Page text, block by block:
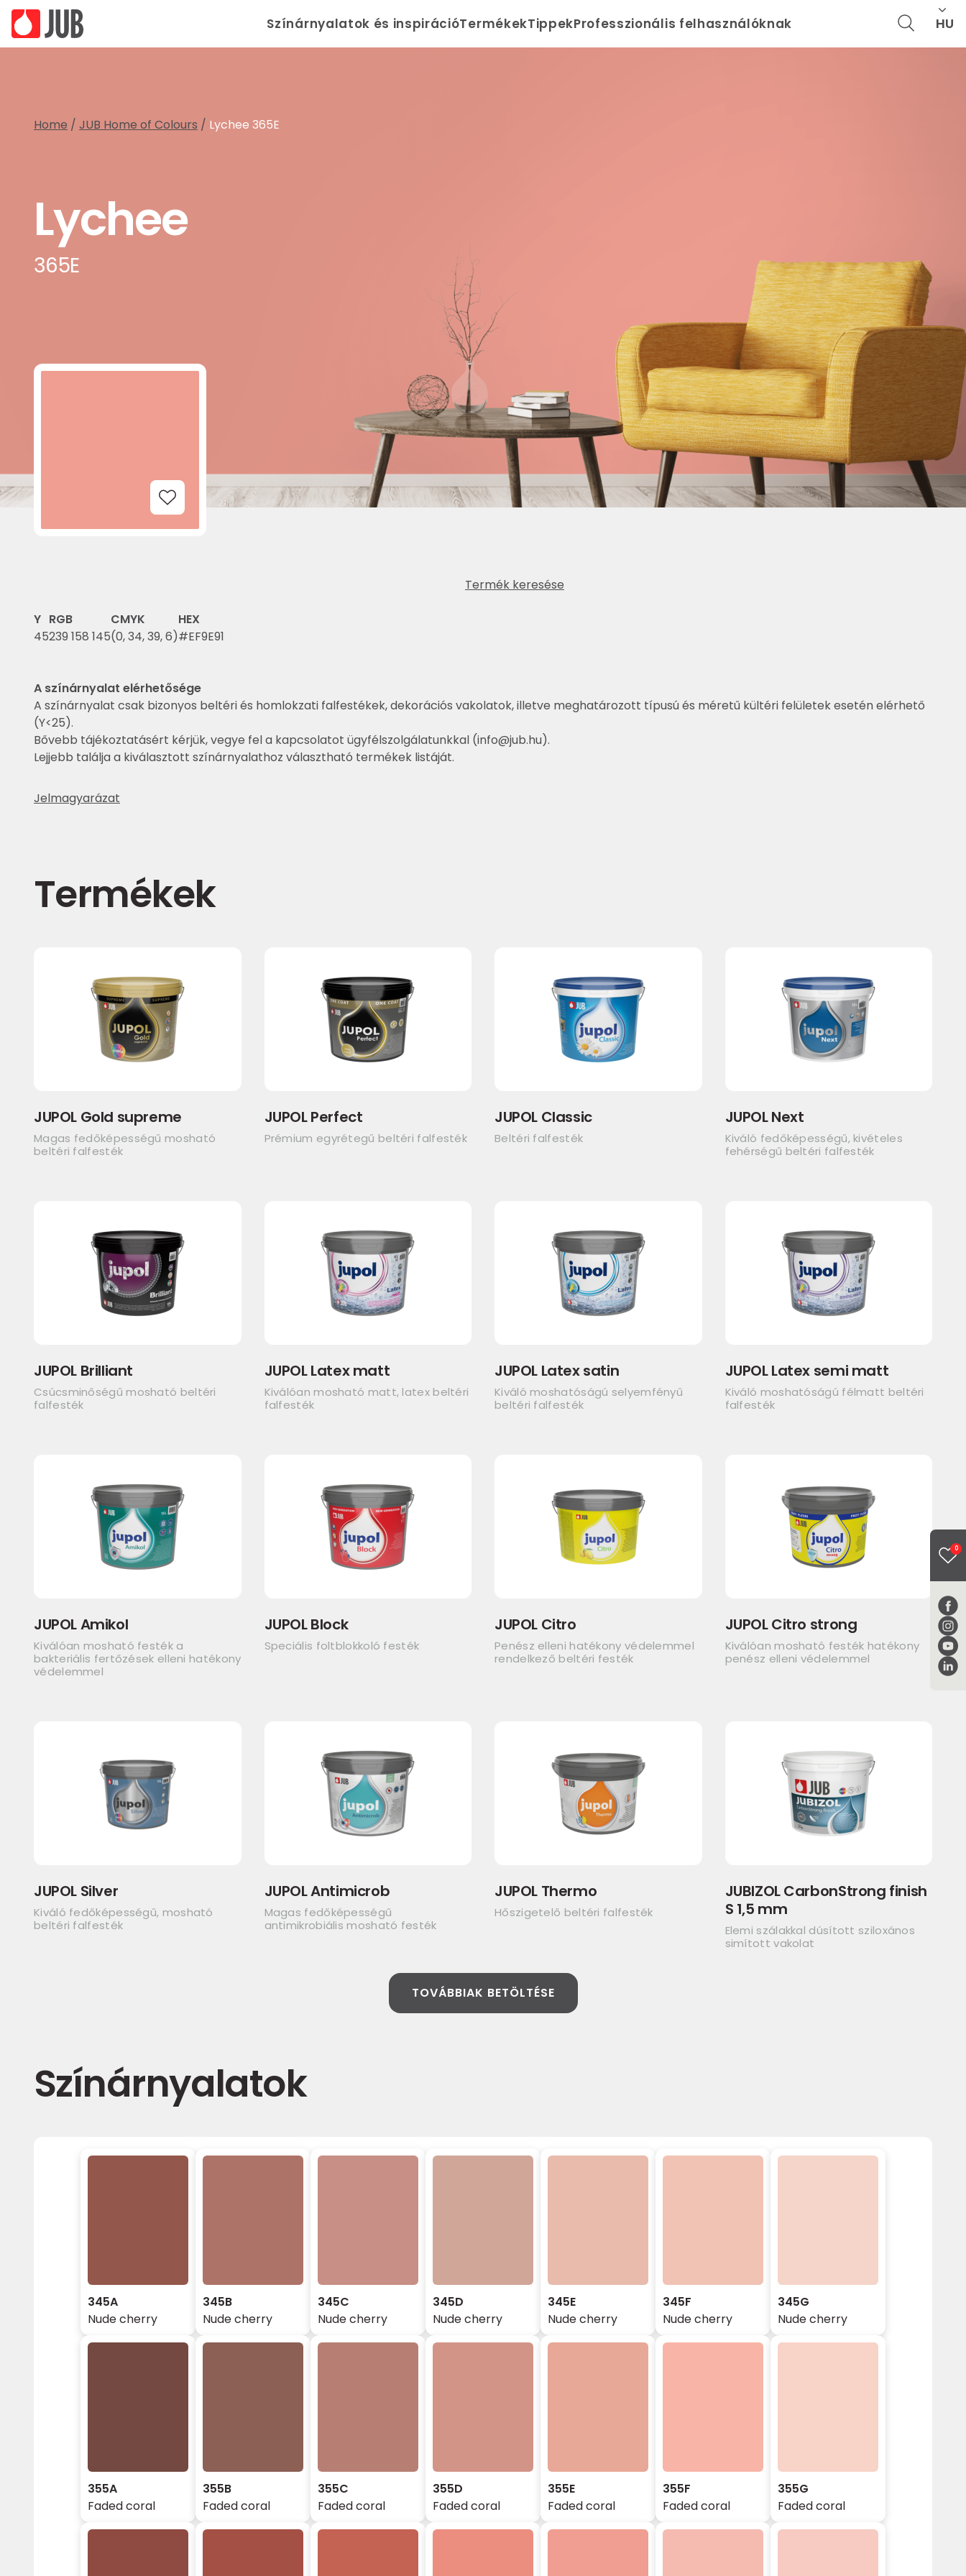
Színárnyalatok és inspirációTermékekTippekProfesszionális felhasználóknak HU
0
Home / JUB Home of Colours / Lychee 365E
Lychee
365E
Add to Wishlist
Termék keresése
Y
45
RGB
239 158 145
CMYK
(0, 34, 39, 6)
HEX
#EF9E91
A színárnyalat elérhetősége
A színárnyalat csak bizonyos beltéri és homlokzati falfestékek, dekorációs vakolatok, illetve meghatározott típusú és méretű kültéri felületek esetén elérhető
(Y<25).
Bővebb tájékoztatásért kérjük, vegye fel a kapcsolatot ügyfélszolgálatunkkal (info@jub.hu).
Lejjebb találja a kiválasztott színárnyalathoz választható termékek listáját.
Jelmagyarázat
Termékek
JUPOL Gold supreme
Magas fedőképességű mosható
beltéri falfesték
JUPOL Perfect
Prémium egyrétegű beltéri falfesték
JUPOL Classic
Beltéri falfesték
JUPOL Next
Kiváló fedőképességű, kivételes
fehérségű beltéri falfesték
JUPOL Brilliant
Csúcsminőségű mosható beltéri
falfesték
JUPOL Latex matt
Kiválóan mosható matt, latex beltéri
falfesték
JUPOL Latex satin
Kiváló moshatóságú selyemfényű
beltéri falfesték
JUPOL Latex semi matt
Kiváló moshatóságú félmatt beltéri
falfesték
JUPOL Amikol
Kiválóan mosható festék a
bakteriális fertőzések elleni hatékony
védelemmel
JUPOL Block
Speciális foltblokkoló festék
JUPOL Citro
Penész elleni hatékony védelemmel
rendelkező beltéri festék
JUPOL Citro strong
Kiválóan mosható festék hatékony
penész elleni védelemmel
JUPOL Silver
Kiváló fedőképességű, mosható
beltéri falfesték
JUPOL Antimicrob
Magas fedőképességű
antimikrobiális mosható festék
JUPOL Thermo
Hőszigetelő beltéri falfesték
JUBIZOL CarbonStrong finish
S 1,5 mm
Elemi szálakkal dúsított sziloxános
simított vakolat
TOVÁBBIAK BETÖLTÉSE
Színárnyalatok
345A
Nude cherry
345B
Nude cherry
345C
Nude cherry
345D
Nude cherry
345E
Nude cherry
345F
Nude cherry
345G
Nude cherry
355A
Faded coral
355B
Faded coral
355C
Faded coral
355D
Faded coral
355E
Faded coral
355F
Faded coral
355G
Faded coral